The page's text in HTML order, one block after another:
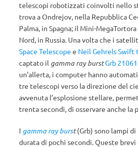
telescopi robotizzati coinvolti nello
trova a Ondrejov, nella Repubblica
Palma, in Spagna; il Mini-
Nord, in Russia. Una volta che i
Space Telescope e Neil Gehrels Swift
captato il gamma ray burstGrb
un’allerta, i computer hanno
tre telescopi verso la direzione del
avvenuta l’esplosione stellare,
trenta secondi, di osservare anche la
I gamma ray burst(Grb) sono lampi
durata di pochi secondi. Queste